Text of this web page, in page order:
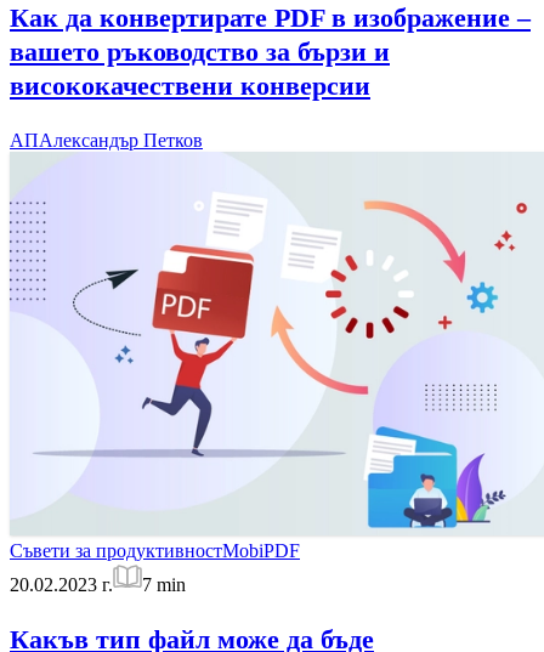
Как да конвертирате PDF в изображение –
вашето ръководство за бързи и
висококачествени конверсии
АПАлександър Петков
Съвети за продуктивностMobiPDF
20.02.2023 г.
7 min
Какъв тип файл може да бъде